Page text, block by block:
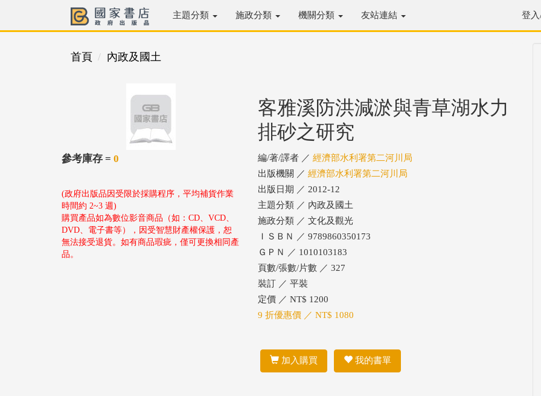
主題分類 施政分類 機關分類 友站連結 登
首頁 內政及國土
參考庫存 = 0
(政府出版品因受限於採購程序，平均補貨作業
時間約 2~3 週)
購買產品如為數位影音商品（如：CD、VCD、
DVD、電子書等），因受智慧財產權保護，恕
無法接受退貨。如有商品瑕疵，僅可更換相同產
品。
客雅溪防洪減淤與青草湖水力
排砂之研究
編/著/譯者 ／ 經濟部水利署第二河川局
出版機關 ／ 經濟部水利署第二河川局
出版日期 ／ 2012-12
主題分類 ／ 內政及國土
施政分類 ／ 文化及觀光
ＩＳＢＮ ／ 9789860350173
ＧＰＮ ／ 1010103183
頁數/張數/片數 ／ 327
裝訂 ／ 平裝
定價 ／ NT$ 1200
9 折優惠價 ／ NT$ 1080
加入購買 我的書單